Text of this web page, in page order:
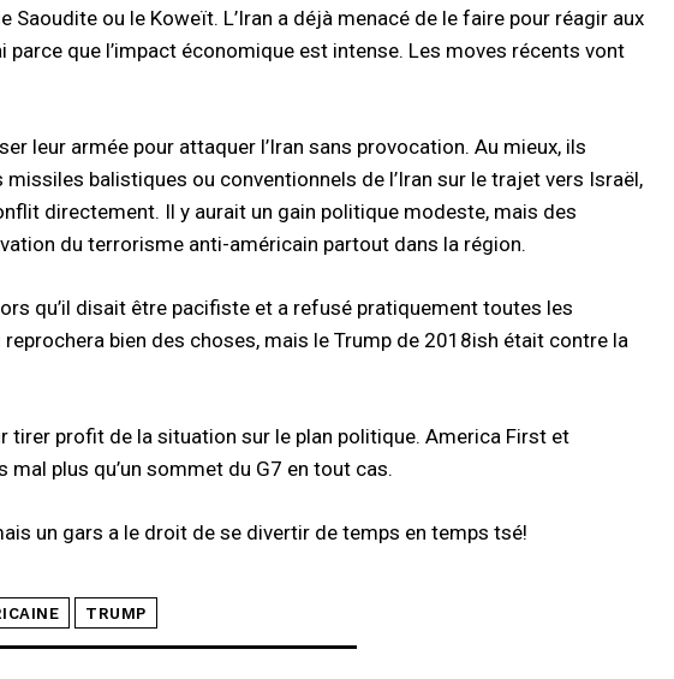
ou le Koweït. L’Iran a déjà menacé de le faire pour réagir aux
parce que l’impact économique est intense. Les moves récents vont
leur armée pour attaquer l’Iran sans provocation. Au mieux, ils
balistiques ou conventionnels de l’Iran sur le trajet vers Israël,
directement. Il y aurait un gain politique modeste, mais des
du terrorisme anti-américain partout dans la région.
qu’il disait être pacifiste et a refusé pratiquement toutes les
bien des choses, mais le Trump de 2018ish était contre la
tirer profit de la situation sur le plan politique. America First et
plus qu’un sommet du G7 en tout cas.
un gars a le droit de se divertir de temps en temps tsé!
TRUMP